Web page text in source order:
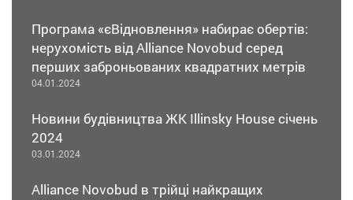
Програма «єВідновлення» набирає обертів:
нерухомість від Alliance Novobud серед
перших заброньованих квадратних метрів
04.01.2024
Новини будівництва ЖК Illinsky House січень
2024
03.01.2024
Alliance Novobud в трійці найкращих